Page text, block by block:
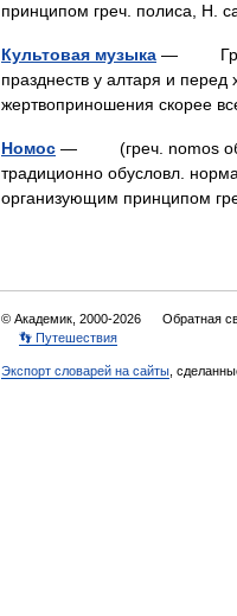
принципом греч. полиса, Н.
Культовая музыка — Греч,
празднеств у алтаря и
жертвоприношения скорее
Номос — (греч. nomos
традиционно обусловл.
организующим принципом
© Академик, 2000-2026 Обратная
👣 Путешествия
Экспорт словарей на сайты ,